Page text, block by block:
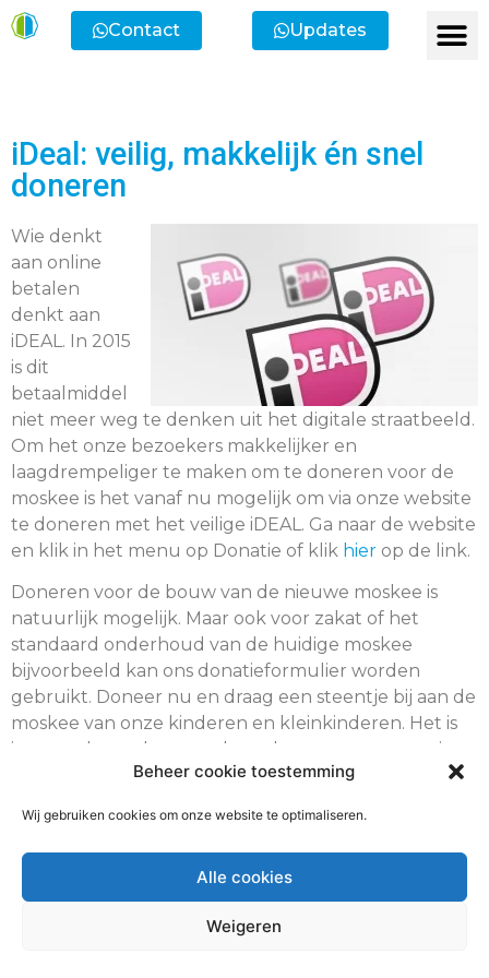
Beheer cookie toestemming
Wij gebruiken cookies om onze website te optimaliseren.
Alle cookies
Weigeren
Contact Updates
iDeal: veilig, makkelijk én snel
doneren
Wie denkt
aan online
betalen
denkt aan
iDEAL. In 2015
is dit
betaalmiddel
niet meer weg te denken uit het digitale straatbeeld.
Om het onze bezoekers makkelijker en
laagdrempeliger te maken om te doneren voor de
moskee is het vanaf nu mogelijk om via onze website
te doneren met het veilige iDEAL. Ga naar de website
en klik in het menu op Donatie of klik hier op de link.
Doneren voor de bouw van de nieuwe moskee is
natuurlijk mogelijk. Maar ook voor zakat of het
standaard onderhoud van de huidige moskee
bijvoorbeeld kan ons donatieformulier worden
gebruikt. Doneer nu en draag een steentje bij aan de
moskee van onze kinderen en kleinkinderen. Het is
immers de moskee van de toekomst waar we nu in
moeten investeren. Jazaka Allahu gairan.
Link:arrahmaan.nl/donatie